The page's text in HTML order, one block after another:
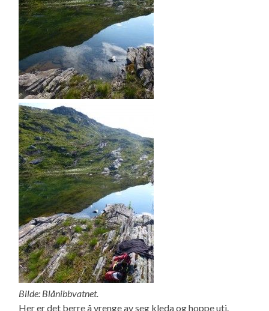
Bilde: Blånibbvatnet.
Her er det berre å vrenge av seg kleda og hoppe uti.